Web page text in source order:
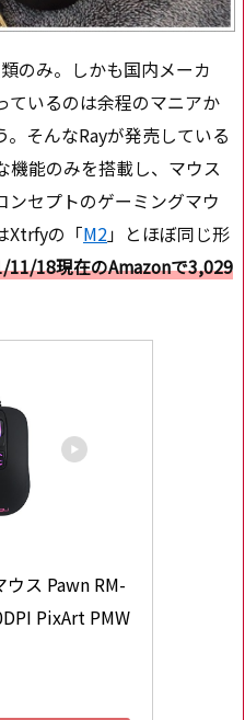
のみ。しかも国内メーカ
いるのは余程のマニアか
そんなRayが発売している
機能のみを搭載し、マウス
ンセプトのゲーミングマウ
Xtrfyの「M2」とほぼ同じ形
11/18現在のAmazonで3,029
ウス Pawn RM-
PixArt PMW